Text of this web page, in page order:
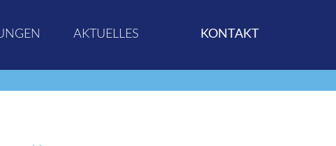
AKTUELLES KONTAKT